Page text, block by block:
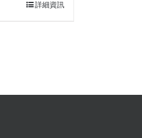
詳細資訊